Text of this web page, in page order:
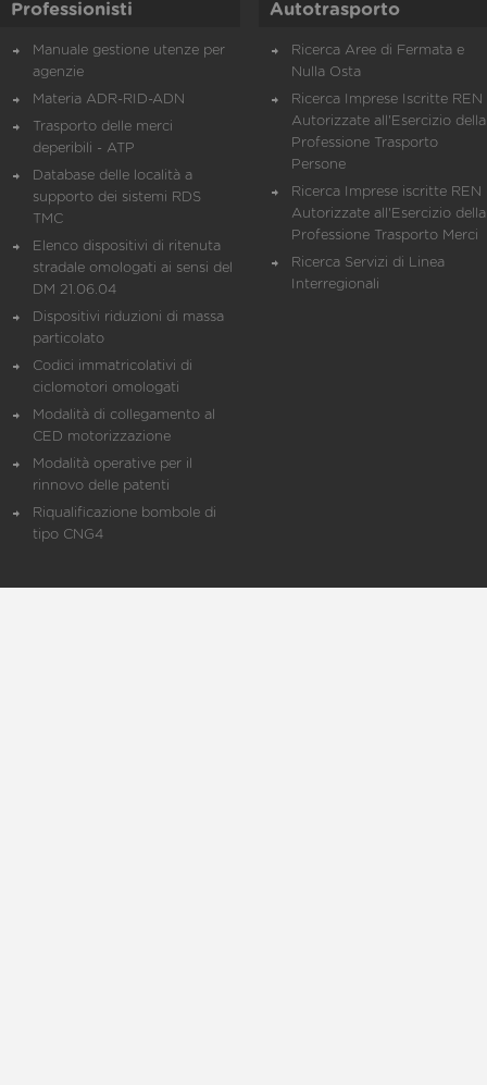
Professionisti
Manuale gestione utenze per
agenzie
Materia ADR-RID-ADN
Trasporto delle merci
deperibili - ATP
Database delle località a
supporto dei sistemi RDS
TMC
Elenco dispositivi di ritenuta
stradale omologati ai sensi del
DM 21.06.04
Dispositivi riduzioni di massa
particolato
Codici immatricolativi di
ciclomotori omologati
Modalità di collegamento al
CED motorizzazione
Modalità operative per il
rinnovo delle patenti
Riqualificazione bombole di
tipo CNG4
Autotrasporto
Ricerca Aree di Fermata e
Nulla Osta
Ricerca Imprese Iscritte REN
Autorizzate all'Esercizio della
Professione Trasporto
Persone
Ricerca Imprese iscritte REN
Autorizzate all'Esercizio della
Professione Trasporto Merci
Ricerca Servizi di Linea
Interregionali